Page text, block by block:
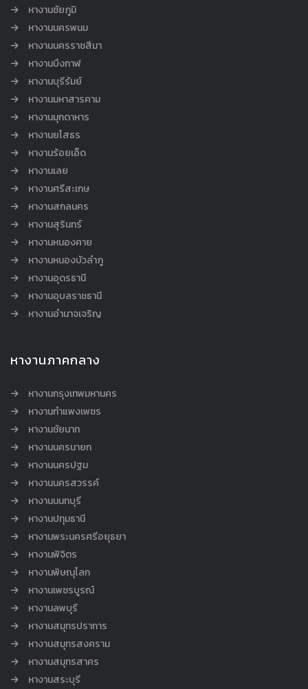
หางานชัยภูมิ
หางานนครพนม
หางานนครราชสีมา
หางานบึงกาฬ
หางานบุรีรัมย์
หางานมหาสารคาม
หางานมุกดาหาร
หางานยโสธร
หางานร้อยเอ็ด
หางานเลย
หางานศรีสะเกษ
หางานสกลนคร
หางานสุรินทร์
หางานหนองคาย
หางานหนองบัวลำภู
หางานอุดรธานี
หางานอุบลราชธานี
หางานอำนาจเจริญ
หางานภาคกลาง
หางานกรุงเทพมหานคร
หางานกำแพงเพชร
หางานชัยนาท
หางานนครนายก
หางานนครปฐม
หางานนครสวรรค์
หางานนนทบุรี
หางานปทุมธานี
หางานพระนครศรีอยุธยา
หางานพิจิตร
หางานพิษณุโลก
หางานเพชรบูรณ์
หางานลพบุรี
หางานสมุทรปราการ
หางานสมุทรสงคราม
หางานสมุทรสาคร
หางานสระบุรี